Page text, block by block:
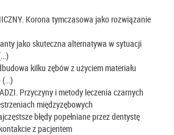
Korona tymczasowa jako rozwiązanie
jako skuteczna alternatywa w sytuacji
kilku zębów z użyciem materiału
Przyczyny i metody leczenia czarnych
międzyzębowych
błędy popełniane przez dentystę
z pacjentem